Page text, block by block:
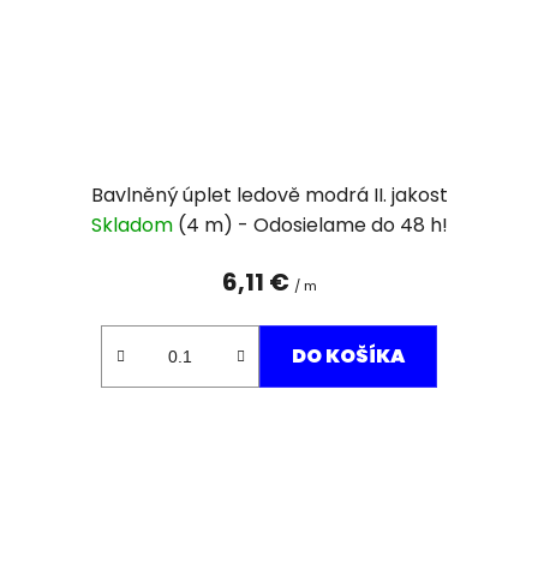
Bavlněný úplet ledově modrá II. jakost
Skladom (4 m)
6,11 € / m
DO KOŠÍKA